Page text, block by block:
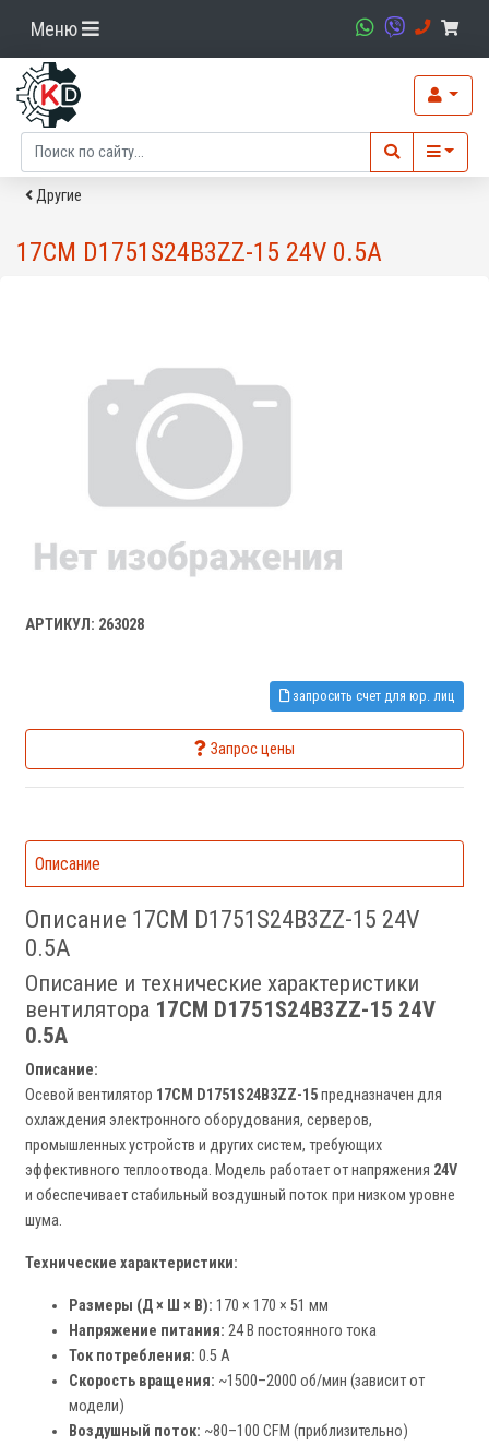
Меню
Другие
17CM D1751S24B3ZZ-15 24V 0.5A
АРТИКУЛ: 263028
запросить счет для юр. лиц
Запрос цены
Описание
Описание 17CM D1751S24B3ZZ-15 24V
0.5A
Описание и технические характеристики
вентилятора 17CM D1751S24B3ZZ-15 24V
0.5A
Описание:
Осевой вентилятор 17CM D1751S24B3ZZ-15предназначен для
охлаждения электронного оборудования, серверов,
промышленных устройств и других систем, требующих
эффективного теплоотвода. Модель работает от напряжения 24V
и обеспечивает стабильный воздушный поток при низком уровне
шума.
Технические характеристики:
Размеры (Д × Ш × В): 170 × 170 × 51 мм
Напряжение питания: 24 В постоянного тока
Ток потребления: 0.5 А
Скорость вращения: ~1500–2000 об/мин (зависит от
модели)
Воздушный поток: ~80–100 CFM (приблизительно)